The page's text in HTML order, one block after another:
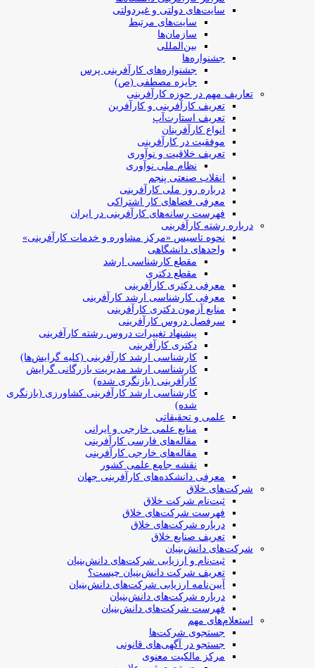
سایت‌های دولتی و غیردولتی
سایت‌های مرتبط
سازمان‌ها
بین‌المللی
جشنواره‌ها
جشنواره‌های کارآفرینی‌ پرس
جایزه مصطفی (ص)
تعاریف مهم در حوزه کارآفرینی
تعریف کارآفرینی و کارآفرین
تعریف استارت‌آپ
انواع کارآفرینان
موفقیت در کارآفرینی
تعریف خلاقیت و نوآوری
نظام ملی نوآوری
انقلاب صنعتی پنجم
درباره روز ملی کارآفرینی
معرفی فضاهای کار اشتراکی
فهرست رسانه‌های کارآفرینی در ایران
درباره رشته کارآفرینی
نحوه تاسیس «مرکز مشاوره و خدمات کارآفرینی»
واحدهای دانشگاهی
مقطع کارشناسی ارشد
مقطع دکتری
معرفی دکتری کارآفرینی
معرفی کارشناسی ارشد کارآفرینی
منابع آزمون دکتری کارآفرینی
سرفصل دروس کارآفرینی
پیشنهاد تغییرات دروس رشته کارآفرینی
دکتری کارآفرینی
کارشناسی ارشد کارآفرینی (کلیه گرایش‌ها)
کارشناسی ارشد مدیریت بازرگانی گرایش
کارآفرینی (بازنگری شده)
کارشناسی ارشد کارآفرینی کشاورزی (بازنگری
شده)
علمی و تحقیقاتی
منابع علمی خارجی و ایرانی
مقاله‌های فارسی کارآفرینی
مقاله‌های خارجی کارآفرینی
نقشه جامع علمی کشور
معرفی دانشکده‌های کارآفرینی جهان
شرکت‌های خلاق
ثبت‌نام شرکت خلاق
فهرست شرکت‌های خلاق
درباره شرکت‌های خلاق
تعریف صنایع خلاق
شرکت‌های دانش‌بنیان
ثبت‌نام و ارزیابی شرکت‌های دانش‌بنیان
تعریف شرکت دانش‌بنیان چیست؟
آیین‌نامه ارزیابی شرکت‌های دانش‌بنیان
درباره شرکت‌های دانش‌بنیان
فهرست شرکت‌های دانش‌بنیان
استعلام‌های مهم
جستجوی شرکت‌ها
جستجو در آگهی‌های قانونی
مرکز مالکیت معنوی